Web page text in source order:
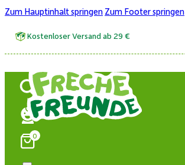
Zum Hauptinhalt springen Zum Footer springen
Kostenloser Versand ab 29 €
0